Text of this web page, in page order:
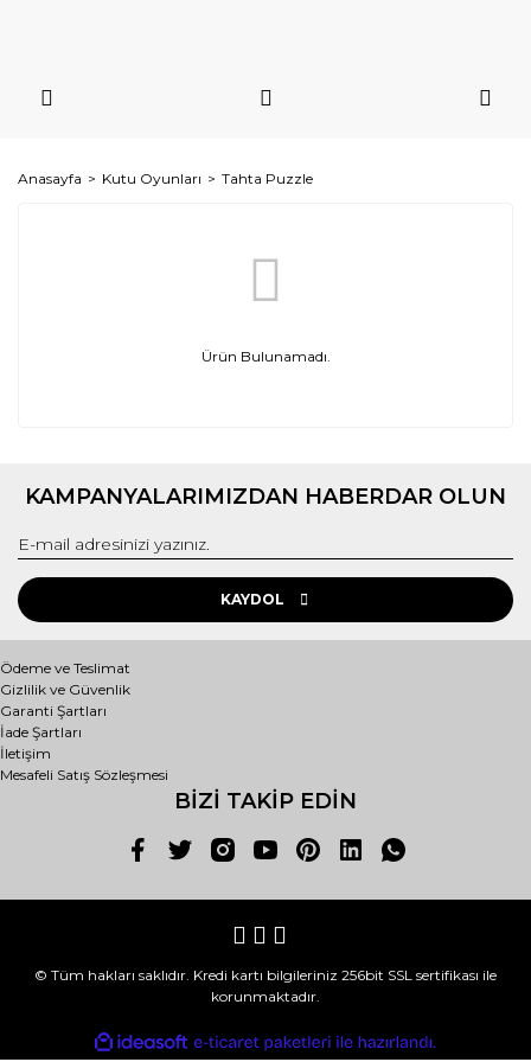
Anasayfa Kutu Oyunları Tahta Puzzle
Ürün Bulunamadı.
KAMPANYALARIMIZDAN HABERDAR OLUN
KAYDOL
Ödeme ve Teslimat
Gizlilik ve Güvenlik
Garanti Şartları
İade Şartları
İletişim
Mesafeli Satış Sözleşmesi
BİZİ TAKİP EDİN
© Tüm hakları saklıdır. Kredi kartı bilgileriniz 256bit SSL sertifikası ile
korunmaktadır.
ideasoft
e-